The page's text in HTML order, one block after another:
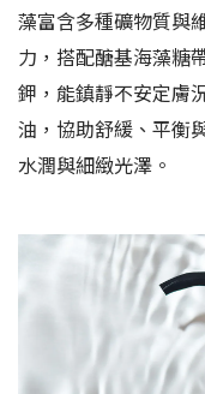
藻富含多種礦物質與
力，搭配醣基海藻糖
鉀，能鎮靜不安定膚
油，協助舒緩、平衡
水潤與細緻光澤。